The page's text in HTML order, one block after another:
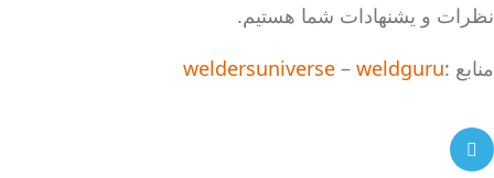
نظرات و یشنهادات شما هستیم.
منابع :
weldersuniverse – weldguru